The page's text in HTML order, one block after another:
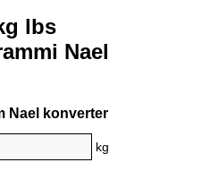
lbs
Nael
Nael konverter
kg